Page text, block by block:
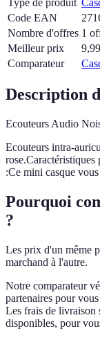
Code EAN
Nombre d'offres 1
Meilleur prix
9,99
Comparateur
Description
Ecouteurs Audio
Ecouteurs intra-
:Ce mini casque
Pourquoi
?
Les prix d'un même
marchand à l'autre.
Notre comparateur
partenaires pour
Les frais de livraison
disponibles, pour